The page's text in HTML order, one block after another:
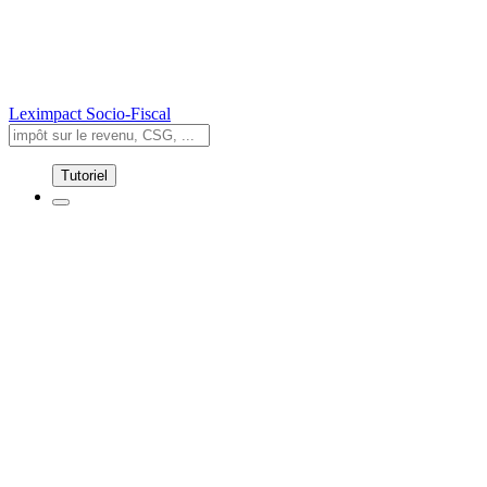
Leximpact Socio-Fiscal
Tutoriel